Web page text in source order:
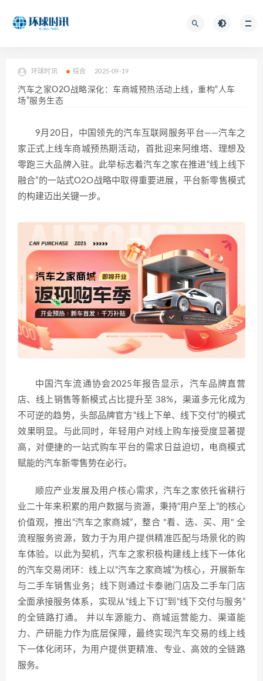
环球时讯 综合 2025-09-19
汽车之家O2O战略深化：车商城预热活动上线，重构“人车
场”服务生态
9月20日，中国领先的汽车互联网服务平台——汽车之
家正式上线车商城预热期活动，首批迎来阿维塔、理想及
零跑三大品牌入驻。此举标志着汽车之家在推进“线上线下
融合”的一站式O2O战略中取得重要进展，平台新零售模式
的构建迈出关键一步。
中国汽车流通协会2025年报告显示，汽车品牌直营
店、线上销售等新模式占比提升至 38%，渠道多元化成为
不可逆的趋势，头部品牌官方“线上下单、线下交付”的模式
效果明显。与此同时，年轻用户对线上购车接受度显著提
高，对便捷的一站式购车平台的需求日益迫切，电商模式
赋能的汽车新零售势在必行。
顺应产业发展及用户核心需求，汽车之家依托省耕行
业二十年来积累的用户数据与资源，秉持“用户至上”的核心
价值观，推出“汽车之家商城”，整合 "看、选、买、用" 全
流程服务资源，致力于为用户提供精准匹配与场景化的购
车体验。以此为契机，汽车之家积极构建线上线下一体化
的汽车交易闭环：线上以“汽车之家商城”为核心，开展新车
与二手车销售业务；线下则通过卡泰驰门店及二手车门店
全面承接服务体系，实现从“线上下订”到“线下交付与服务”
的全链路打通。 并以车源能力、商城运营能力、渠道能
力、产研能力作为底层保障，最终实现汽车交易的线上线
下一体化闭环，为用户提供更精准、专业、高效的全链路
服务。